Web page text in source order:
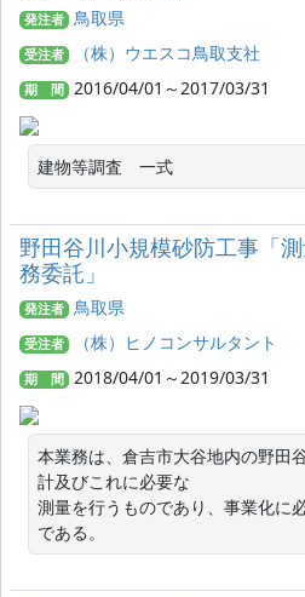
発注者 鳥取県
受注者 （株）ウエスコ鳥取支社
期 間 2016/04/01～2017/03/31
建物等調査　一式
野田谷川小規模砂防工事「
務委託」
発注者 鳥取県
受注者 （株）ヒノコンサルタント
期 間 2018/04/01～2019/03/31
本業務は、倉吉市大谷地内の野田
計及びこれに必要な
測量を行うものであり、事業化に
である。